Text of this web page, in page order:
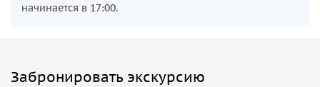
начинается в 17:00.
Забронировать экскурсию